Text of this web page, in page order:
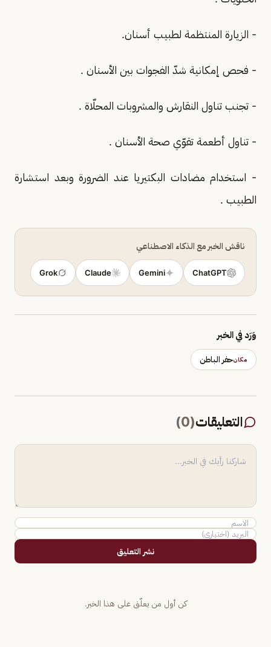
- الزيارة المنتظمة لطبيب أسنان.
- فحص إمكانية شدّ الفجوات بين الأسنان .
- تجنب تناول النقارش والمشروبات المحلّاة .
- تناول أطعمة تقوّي صحة الأسنان .
- استخدام مضادات البكتيريا عند الضرورة وبعد استشارة
الطبيب .
ناقش الخبر مع الذكاء الاصطناعي
ChatGPT
Gemini
Claude
Grok
وَرَد في الخبر
مكانحفر الباطن
التعليقات(
0
)
نشر التعليق
كن أول من يعلّق على هذا الخبر.